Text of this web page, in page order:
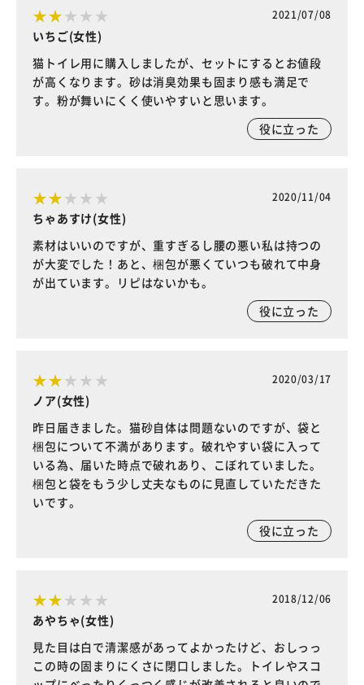
2021/07/08
いちご(女性)
猫トイレ用に購入しましたが、セットにするとお値段
が高くなります。砂は消臭効果も固まり感も満足で
す。粉が舞いにくく使いやすいと思います。
役に立った
2020/11/04
ちゃあすけ(女性)
素材はいいのですが、重すぎるし腰の悪い私は持つの
が大変でした！あと、梱包が悪くていつも破れて中身
が出ています。リピはないかも。
役に立った
2020/03/17
ノア(女性)
昨日届きました。猫砂自体は問題ないのですが、袋と
梱包について不満があります。破れやすい袋に入って
いる為、届いた時点で破れあり、こぼれていました。
梱包と袋をもう少し丈夫なものに見直していただきた
いです。
役に立った
2018/12/06
あやちゃ(女性)
見た目は白で清潔感があってよかったけど、おしっっ
この時の固まりにくさに閉口しました。トイレやスコ